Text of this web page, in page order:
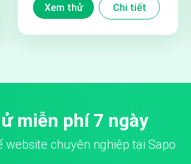
nhiều lựa chọn màu
Xem thử Chi tiết
miễn phí 7 ngày
chuyên nghiệp tại Sapo